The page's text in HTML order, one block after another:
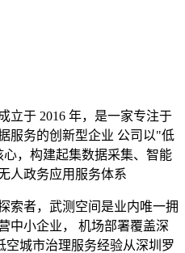
立于 2016 年，是一家专注于
服务的创新型企业 公司以"低
，构建起集数据采集、智能
人政务应用服务体系
索者，武测空间是业内唯一拥
中小企业， 机场部署覆盖深
空城市治理服务经验从深圳罗